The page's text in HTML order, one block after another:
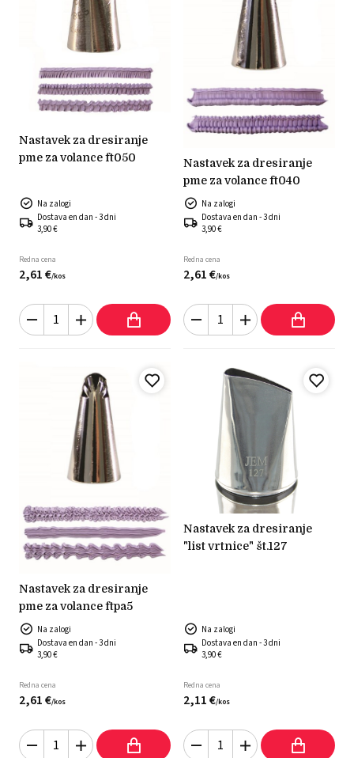
nastavek za dresiranje
pme za volance ft050
Na zalogi
Dostava en dan - 3 dni
3,90 €
Redna cena
2,61€/kos
nastavek za dresiranje
pme za volance ft040
Na zalogi
Dostava en dan - 3 dni
3,90 €
Redna cena
2,61€/kos
nastavek za dresiranje
pme za volance ftpa5
Na zalogi
Dostava en dan - 3 dni
3,90 €
Redna cena
2,61€/kos
nastavek za dresiranje
"list vrtnice" št.127
Na zalogi
Dostava en dan - 3 dni
3,90 €
Redna cena
2,11€/kos